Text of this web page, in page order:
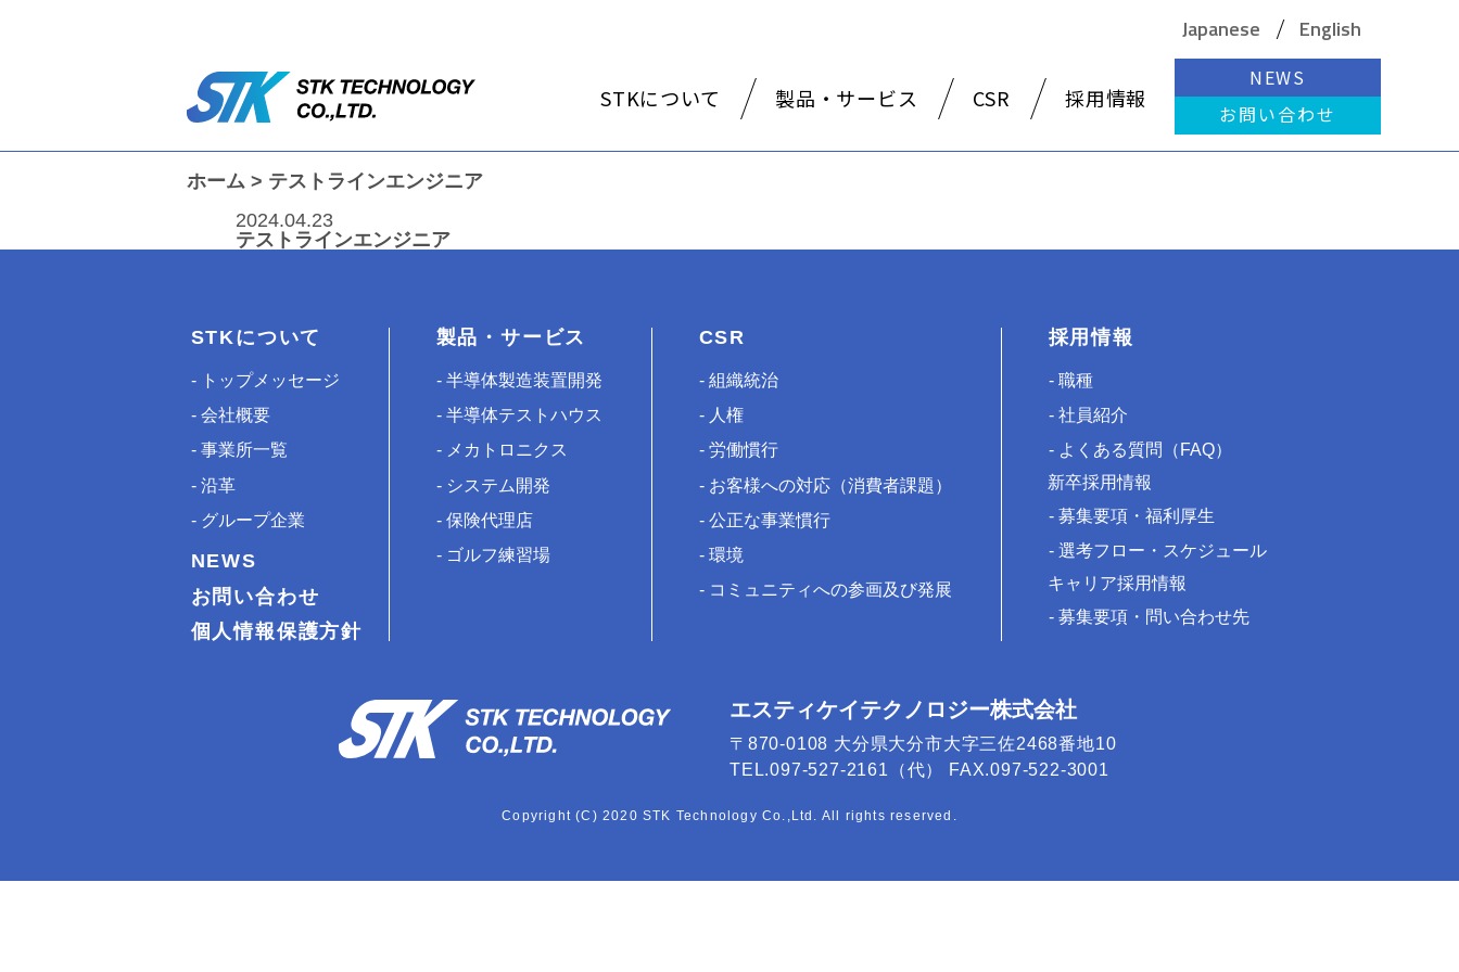
STKについて 製品・サービス CSR 採用情報
NEWS
お問い合わせ
Japanese English
ホーム > テストラインエンジニア
2024.04.23
テストラインエンジニア
STKについて
トップメッセージ
会社概要
事業所一覧
沿革
グループ企業
製品・サービス
半導体製造装置開発
半導体テストハウス
メカトロニクス
システム開発
保険代理店
ゴルフ練習場
CSR
組織統治
人権
労働慣行
お客様への対応（消費者課題）
公正な事業慣行
環境
コミュニティへの参画及び発展
採用情報
職種
社員紹介
よくある質問（FAQ）
新卒採用情報
募集要項・福利厚生
選考フロー・スケジュール
キャリア採用情報
募集要項・問い合わせ先
NEWS
お問い合わせ
個人情報保護方針
エスティケイテクノロジー株式会社
〒870-0108 大分県大分市大字三佐2468番地10
TEL.097-527-2161（代） FAX.097-522-3001
Copyright (C) 2020 STK Technology Co.,Ltd. All rights reserved.